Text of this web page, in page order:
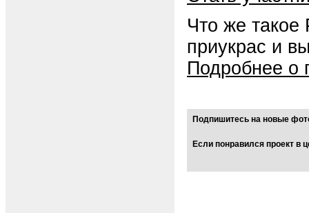
Что же такое
приукрас и
Подробнее о
Подпишитесь на новые
Если понравился проект в